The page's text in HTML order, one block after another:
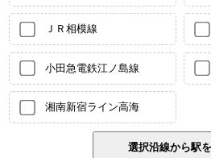
ＪＲ相模線
小田急電鉄江ノ島線
湘南新宿ライン高海